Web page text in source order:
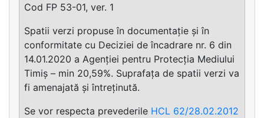
Cod FP 53-01, ver. 1
Spatii verzi propuse în documentație și în
conformitate cu Deciziei de încadrare nr. 6 din
14.01.2020 a Agenției pentru Protecția Mediului
Timiș – min 20,59%. Suprafața de spatii verzi va
fi amenajată și întreținută.
Se vor respecta prevederile HCL 62/28.02.2012